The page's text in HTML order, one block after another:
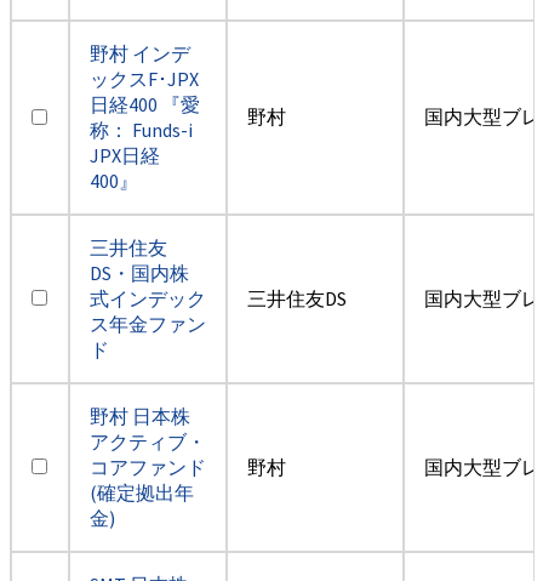
野村 インデ
ックスF･JPX
日経400 『愛
称： Funds-i
JPX日経
400』
野村 国内大型ブ
三井住友
DS・国内株
式インデック
ス年金ファン
ド
三井住友DS 国内大型ブ
野村 日本株
アクティブ・
コアファンド
(確定拠出年
金)
野村 国内大型ブ